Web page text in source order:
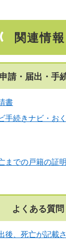
関連情報
申請・届出・手
書
手続きナビ・お
までの戸籍の証
よくある質問
後、死亡が記載